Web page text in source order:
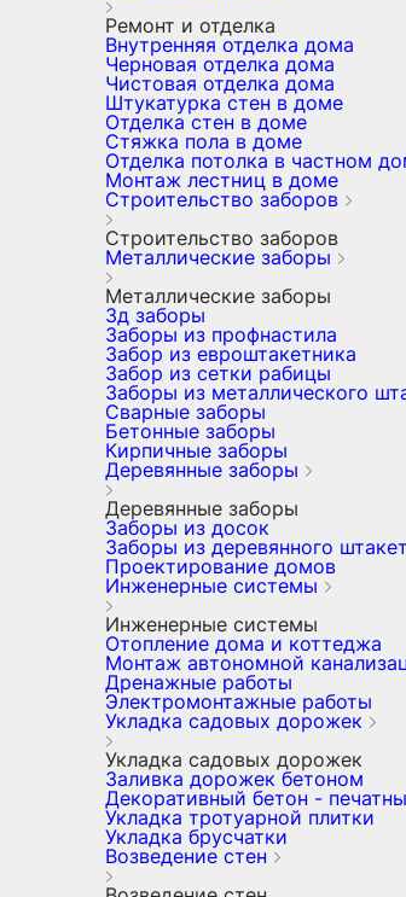
Ремонт и отделка
Внутренняя отделка дома
Черновая отделка дома
Чистовая отделка дома
Штукатурка стен в доме
Отделка стен в доме
Стяжка пола в доме
Отделка потолка в частном
Монтаж лестниц в доме
Строительство заборов
Строительство заборов
Металлические заборы
Металлические заборы
3д заборы
Заборы из профнастила
Забор из евроштакетника
Забор из сетки рабицы
Заборы из металлического
Сварные заборы
Бетонные заборы
Кирпичные заборы
Деревянные заборы
Деревянные заборы
Заборы из досок
Заборы из деревянного
Проектирование домов
Инженерные системы
Инженерные системы
Отопление дома и коттеджа
Монтаж автономной
Дренажные работы
Электромонтажные работы
Укладка садовых дорожек
Укладка садовых дорожек
Заливка дорожек бетоном
Декоративный бетон -
Укладка тротуарной плитки
Укладка брусчатки
Возведение стен